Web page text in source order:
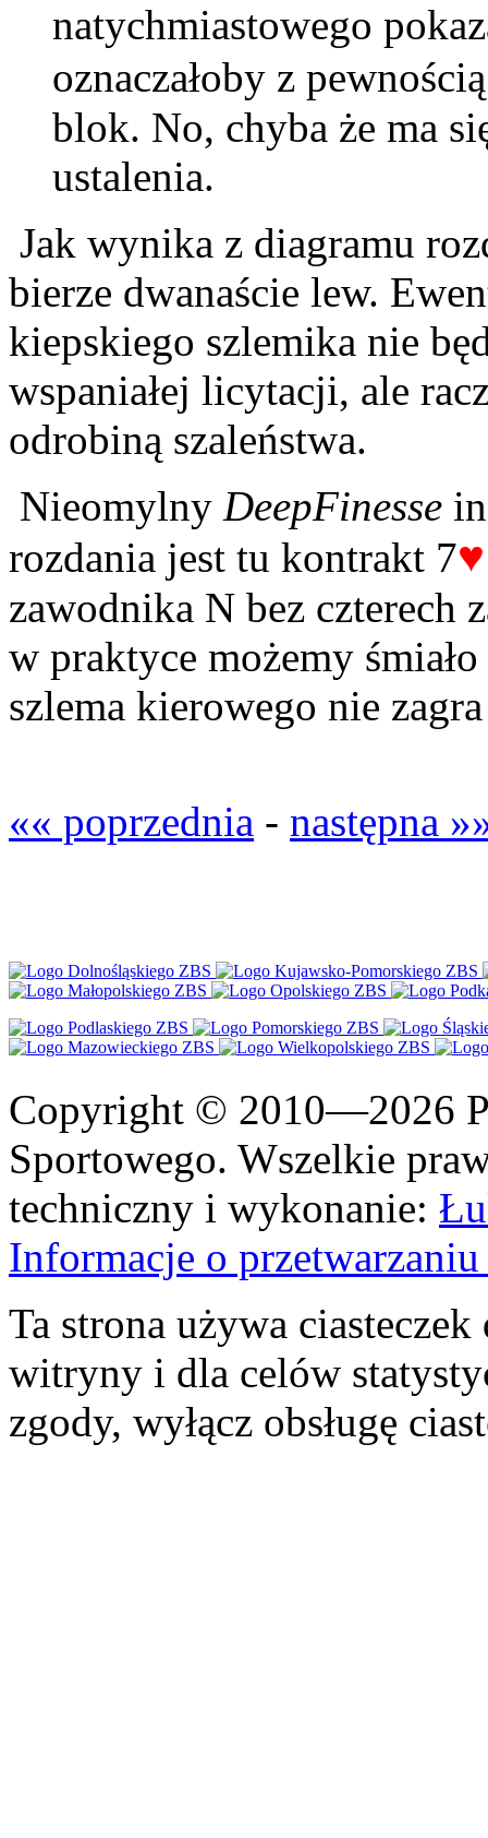
natychmiastowego
oznaczałoby z
blok. No, chyba że ma
ustalenia.
Jak wynika z diagramu
bierze dwanaście lew.
kiepskiego szlemika nie
wspaniałej licytacji, ale
odrobiną szaleństwa.
Nieomylny DeepFinesse
rozdania jest tu kontrakt 7♥
zawodnika N bez czterech
w praktyce możemy
szlema kierowego nie
«« poprzednia - następna
Copyright © 2010—2026
Sportowego. Wszelkie
techniczny i wykonanie:
Informacje o
Ta strona używa
witryny i dla celów
zgody, wyłącz obsługę